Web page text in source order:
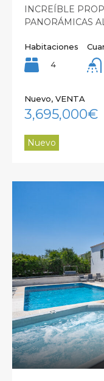
INCREÍBLE
PANORÁMICAS
Habitaciones
4
Nuevo, VENTA
3,695,000€
Nuevo